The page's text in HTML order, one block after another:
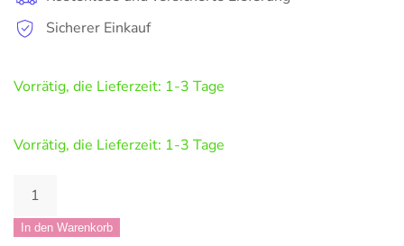
Sicherer Einkauf
Vorrätig, die Lieferzeit: 1-3 Tage
Vorrätig, die Lieferzeit: 1-3 Tage
Jörg
Swing
In den Warenkorb